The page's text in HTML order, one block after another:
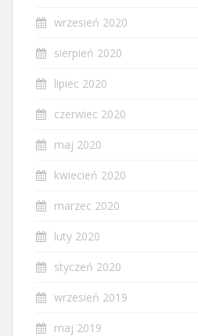
wrzesień 2020
sierpień 2020
lipiec 2020
czerwiec 2020
maj 2020
kwiecień 2020
marzec 2020
luty 2020
styczeń 2020
wrzesień 2019
maj 2019